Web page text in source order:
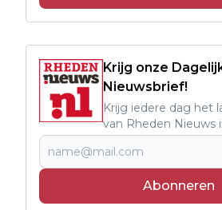
Krijg onze
Nieuwsbrief!
Krijg iedere dag het
van Rheden Nieuws
Abonneren